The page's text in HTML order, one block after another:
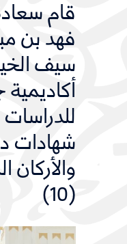
قام
فهد بن
سيف
شهادات
(10)